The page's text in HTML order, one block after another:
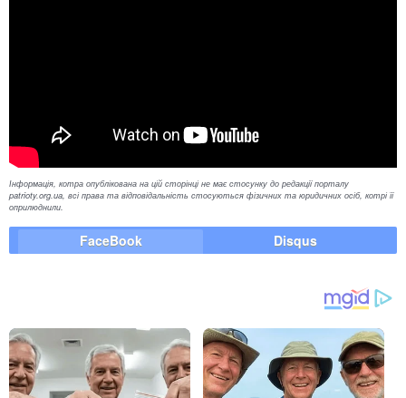
Інформація, котра опублікована на цій сторінці не має стосунку до редакції порталу
patrioty.org.ua, всі права та відповідальність стосуються фізичних та юридичних осіб, котрі її
оприлюднили.
FaceBook Disqus